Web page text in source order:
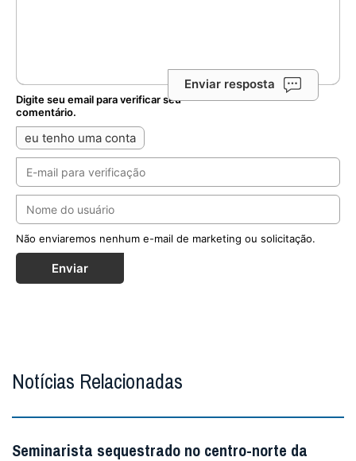
Enviar resposta
Digite seu email para verificar seu
comentário.
eu tenho uma conta
Não enviaremos nenhum e-mail de marketing ou solicitação.
Enviar
Notícias Relacionadas
Seminarista sequestrado no centro-norte da